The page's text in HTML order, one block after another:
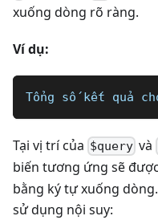
xuống dòng rõ ràng.
Ví dụ:
Tổng số kết quả
Tại vị trí của $query và
biến tương ứng sẽ
bằng ký tự xuống
sử dụng nội suy: